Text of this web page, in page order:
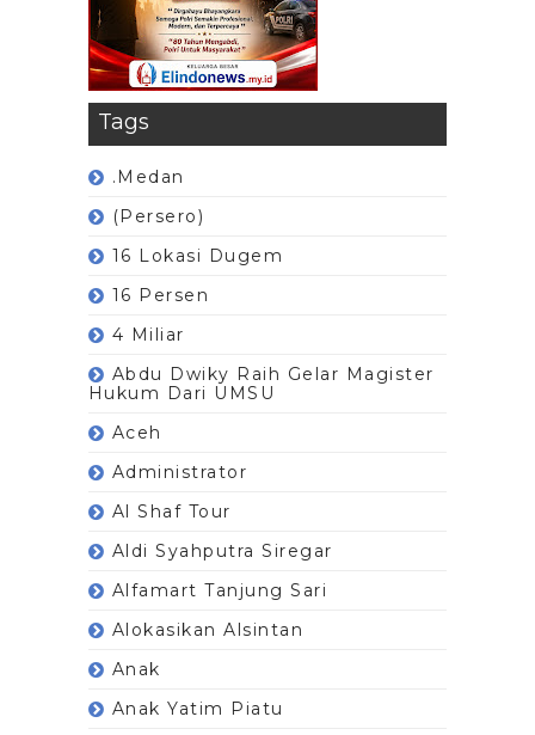
Tags
.Medan
(Persero)
16 Lokasi Dugem
16 Persen
4 Miliar
Abdu Dwiky Raih Gelar Magister
Hukum Dari UMSU
Aceh
Administrator
Al Shaf Tour
Aldi Syahputra Siregar
Alfamart Tanjung Sari
Alokasikan Alsintan
Anak
Anak Yatim Piatu